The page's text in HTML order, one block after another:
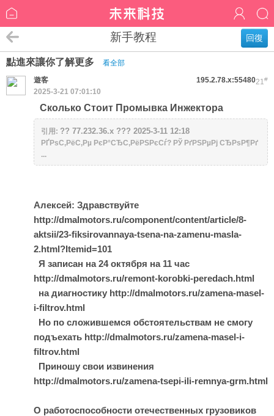
回復
新手教程
點進來讓你了解更多 看全部
21#
遊客
195.2.78.x:55480
2025-3-21 07:01:10
Сколько Стоит Промывка Инжектора
引用: ?? 77.232.36.x ??? 2025-3-11 12:18
РҐРѕС‚РёС‚Рµ РєР°СЂС‚РёРЅРєСѓ? РЎ РґРЅРµРј СЂРѕР¶Рґ
...
Алексей: Здравствуйте
http://dmalmotors.ru/component/content/article/8-
aktsii/23-fiksirovannaya-tsena-na-zamenu-masla-
2.html?Itemid=101
Я записан на 24 октября на 11 час
http://dmalmotors.ru/remont-korobki-peredach.html
на диагностику http://dmalmotors.ru/zamena-masel-
i-filtrov.html
Но по сложившемся обстоятельствам не смогу
подъехать http://dmalmotors.ru/zamena-masel-i-
filtrov.html
Приношу свои извинения
http://dmalmotors.ru/zamena-tsepi-ili-remnya-grm.html
О работоспособности отечественных грузовиков